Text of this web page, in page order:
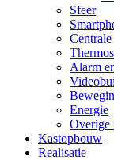
Sfeer
Alarm
Energie
Overige
Kastopbouw
Realisatie